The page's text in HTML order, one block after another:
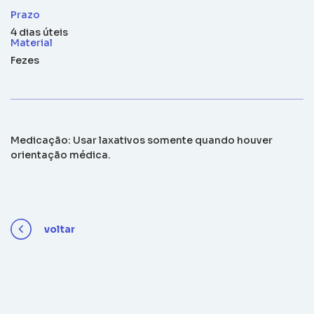
Prazo
4 dias úteis
Material
Fezes
Medicação: Usar laxativos somente quando houver
orientação médica.
voltar